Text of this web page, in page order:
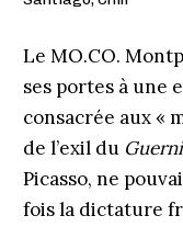
Le MO.CO.
ses portes à une
consacrée aux «
de l’exil du
Picasso, ne
fois la dictature